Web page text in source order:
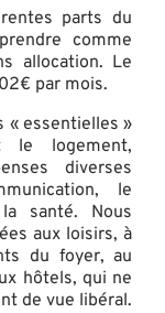
parts du
comme
allocation. Le
par mois.
« essentielles »
le logement,
diverses
le
santé. Nous
aux loisirs, à
du foyer, au
hôtels, qui ne
de vue libéral.